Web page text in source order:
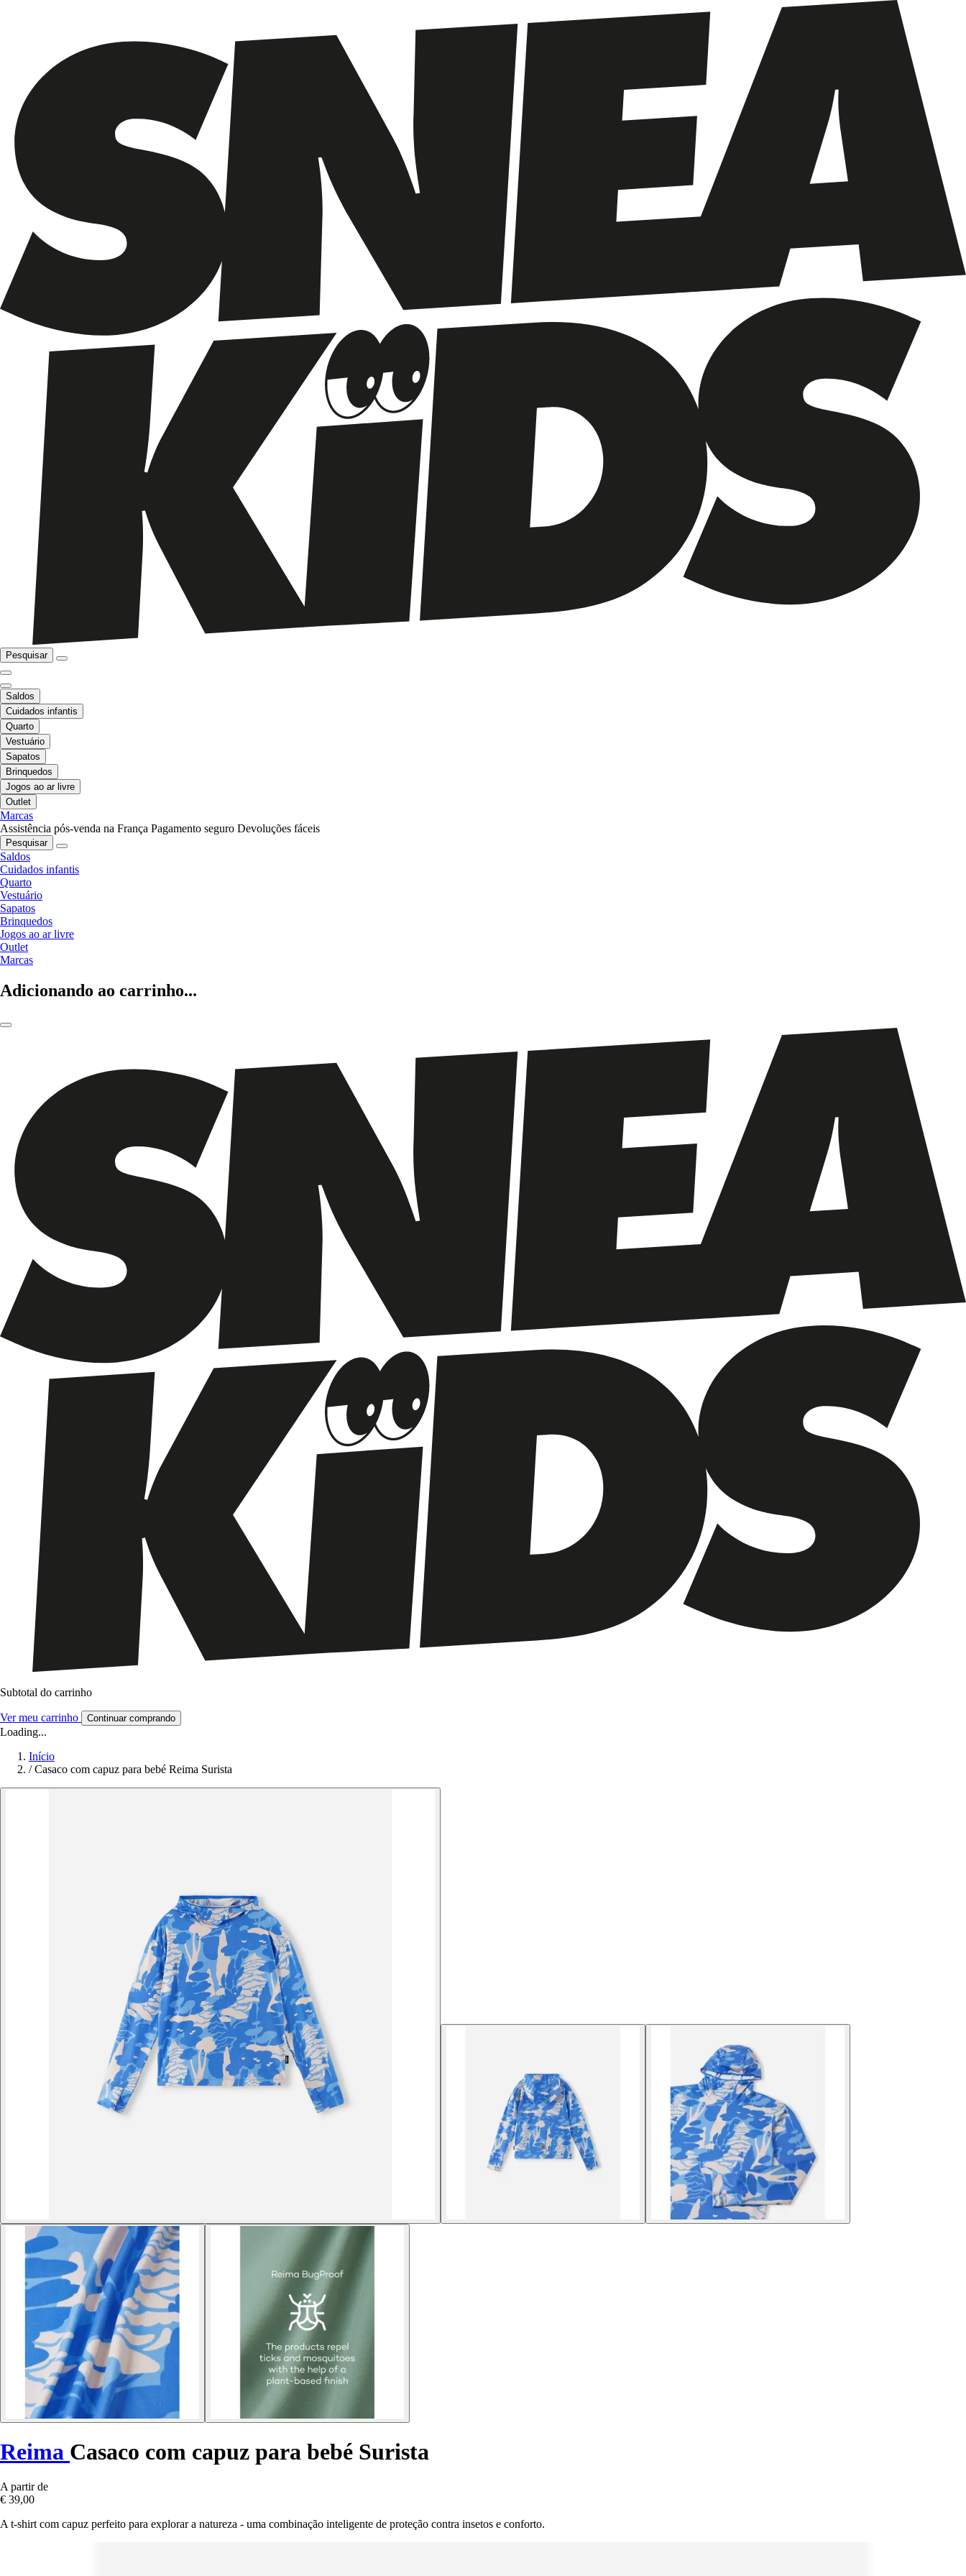
Pesquisar
Saldos
Cuidados infantis
Quarto
Vestuário
Sapatos
Brinquedos
Jogos ao ar livre
Outlet
Marcas
Assistência pós-venda na França Pagamento seguro Devoluções fáceis
Pesquisar
Saldos
Cuidados infantis
Quarto
Vestuário
Sapatos
Brinquedos
Jogos ao ar livre
Outlet
Marcas
Adicionando ao carrinho...
Subtotal do carrinho
Ver meu carrinho Continuar comprando
Loading...
Início
/ Casaco com capuz para bebé Reima Surista
Reima Casaco com capuz para bebé Surista
A partir de
€ 39,00
A t-shirt com capuz perfeito para explorar a natureza - uma combinação inteligente de proteção contra insetos e conforto.